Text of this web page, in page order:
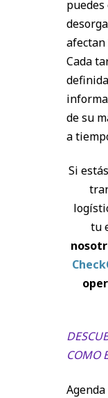
Cada
de su
a
Si
tu
COMO